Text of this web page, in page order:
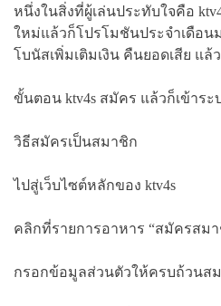
หนึ่งในสิ่งที่ผู้เล่นประทับใจคือ
ใหม่แล้วก็โปรโมชันประจำเดือน
โบนัสเพิ่มเติมเงิน คืนยอดเสีย แ
ขั้นตอน ktv4s สมัคร แล้วก็เข้าระ
วิธีสมัครเป็นสมาชิก
ไปสู่เว็บไซต์หลักของ ktv4s
คลิกที่รายการอาหาร “สมัครสม
กรอกข้อมูลส่วนตัวให้ครบถ้วนส